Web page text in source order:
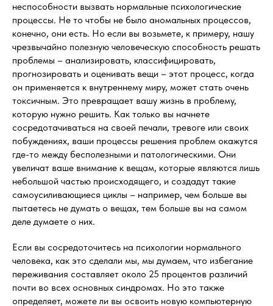
неспособности вызвать нормальные психологические
процессы. Не то чтобы не было аномальных процессов,
конечно, они есть. Но если вы возьмете, к примеру, нашу
чрезвычайно полезную человеческую способность решать
проблемы – анализировать, классифицировать,
прогнозировать и оценивать вещи – этот процесс, когда
он применяется к внутреннему миру, может стать очень
токсичным. Это превращает вашу жизнь в проблему,
которую нужно решить. Как только вы начнете
сосредотачиваться на своей печали, тревоге или своих
побуждениях, ваши процессы решения проблем окажутся
где-то между бесполезными и патологическими. Они
увеличат ваше внимание к вещам, которые являются лишь
небольшой частью происходящего, и создадут такие
самоусиливающиеся циклы – например, чем больше вы
пытаетесь не думать о вещах, тем больше вы на самом
деле думаете о них.
Если вы сосредоточитесь на психологии нормального
человека, как это сделали мы, мы думаем, что избегание
переживания составляет около 25 процентов различий
почти во всех основных синдромах. Но это также
определяет, можете ли вы освоить новую компьютерную